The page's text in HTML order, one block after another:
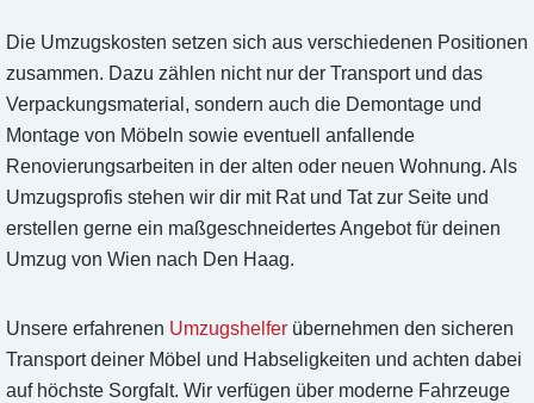
Die Umzugskosten setzen sich aus verschiedenen Positionen
zusammen. Dazu zählen nicht nur der Transport und das
Verpackungsmaterial, sondern auch die Demontage und
Montage von Möbeln sowie eventuell anfallende
Renovierungsarbeiten in der alten oder neuen Wohnung. Als
Umzugsprofis stehen wir dir mit Rat und Tat zur Seite und
erstellen gerne ein maßgeschneidertes Angebot für deinen
Umzug von Wien nach Den Haag.
Unsere erfahrenen Umzugshelfer übernehmen den sicheren
Transport deiner Möbel und Habseligkeiten und achten dabei
auf höchste Sorgfalt. Wir verfügen über moderne Fahrzeuge